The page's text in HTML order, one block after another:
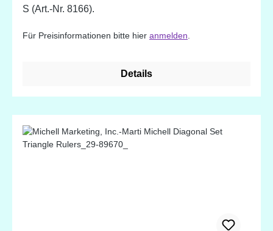
S (Art.-Nr. 8166).
Für Preisinformationen bitte hier anmelden
Details